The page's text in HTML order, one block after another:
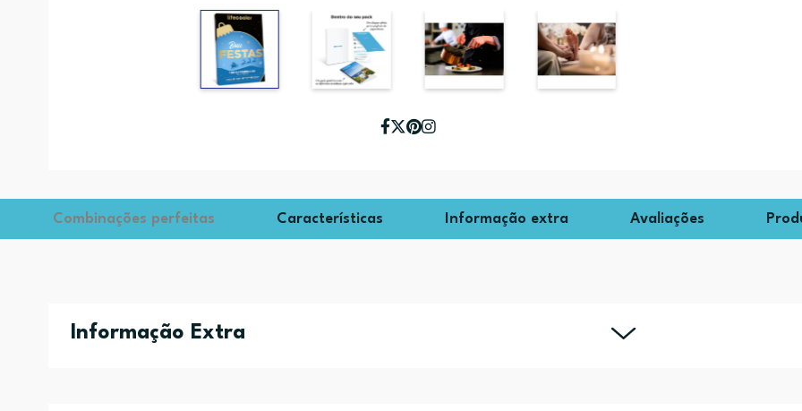
Combinações perfeitas Características Informação extra Avaliações
Informação Extra